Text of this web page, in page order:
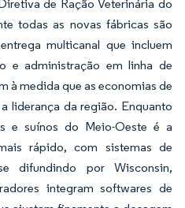
de Ração Veterinária do
todas as novas fábricas são
multicanal que incluem
e administração em linha de
à medida que as economias de
liderança da região. Enquanto
e suínos do Meio-Oeste é a
rápido, com sistemas de
difundindo por Wisconsin,
integram softwares de